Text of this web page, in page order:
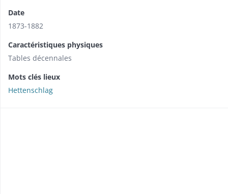
Date
1873-1882
Caractéristiques physiques
Tables décennales
Mots clés lieux
Hettenschlag